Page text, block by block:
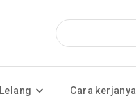
Lelang Cara kerjanya